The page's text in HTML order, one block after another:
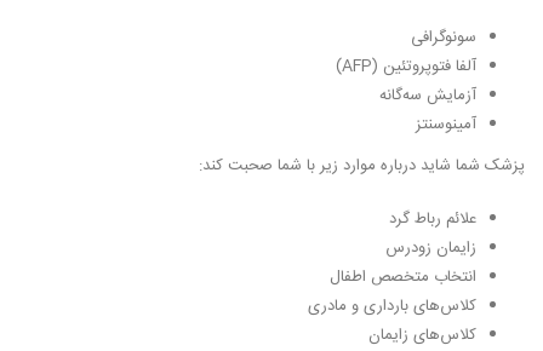
سونوگرافی
آلفا فتوپروتئین (AFP)
آزمایش سه­‌گانه
آمینوسنتز
پزشک شما شاید درباره موارد زیر با شما صحبت کند:
علائم رباط گرد
زایمان زودرس
انتخاب متخصص اطفال
کلاس­‌های بارداری و مادری
کلاس‌­های زایمان